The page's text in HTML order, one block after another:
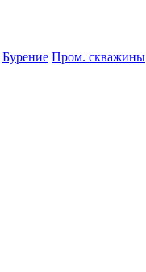
Бурение Пром. скважины